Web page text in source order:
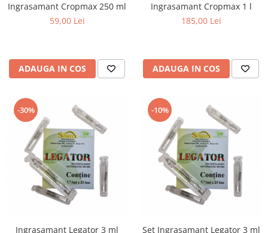
Ingrasamant Cropmax 250 ml
59,00 Lei
ADAUGA IN COS
Ingrasamant Cropmax 1 l
185,00 Lei
ADAUGA IN COS
-30%
Ingrasamant Legator 3 ml
-10%
Set Ingrasamant Legator 3 ml